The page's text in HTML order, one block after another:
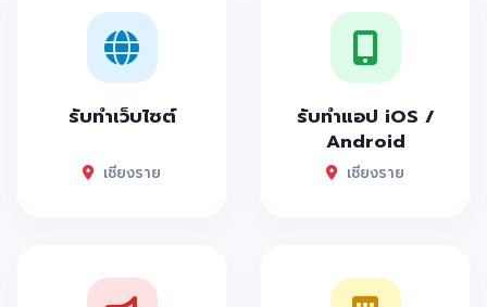
รับทำเว็บไซต์
เชียงราย
รับทำแอป iOS /
Android
เชียงราย